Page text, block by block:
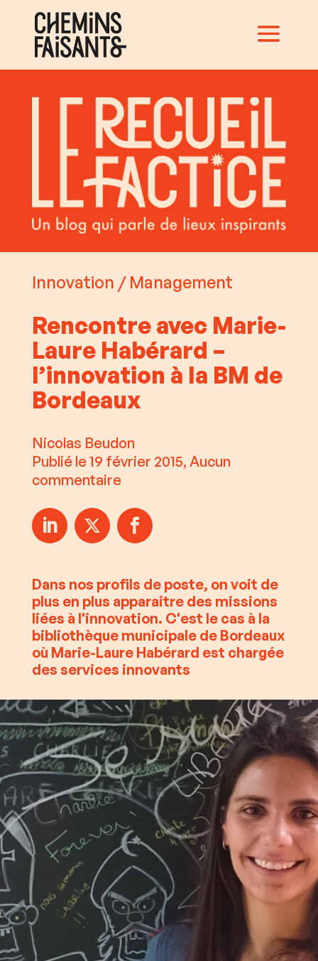
Innovation / Management
Rencontre avec Marie-
Laure Habérard –
l’innovation à la BM de
Bordeaux
Nicolas Beudon
Publié le 19 février 2015, Aucun
commentaire
Dans nos profils de poste, on voit de
plus en plus apparaitre des missions
liées à l'innovation. C'est le cas à la
bibliothèque municipale de Bordeaux
où Marie-Laure Habérard est chargée
des services innovants